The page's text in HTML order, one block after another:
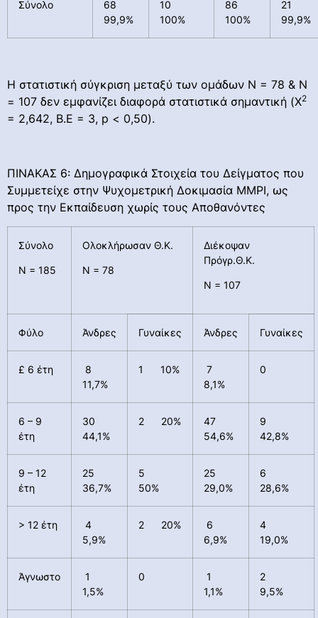
Σύνολο
68
99,9%
10
100%
86
100%
21
99,9%
Η στατιστική σύγκριση μεταξύ των ομάδων Ν = 78 & Ν
= 107 δεν εμφανίζει διαφορά στατιστικά σημαντική (Χ2
= 2,642, Β.Ε = 3, p < 0,50).
ΠΙΝΑΚΑΣ 6: Δημογραφικά Στοιχεία του Δείγματος που
Συμμετείχε στην Ψυχομετρική Δοκιμασία ΜΜΡΙ, ως
προς την Εκπαίδευση χωρίς τους Αποθανόντες
Σύνολο
Ν = 185
Ολοκλήρωσαν Θ.Κ.
Ν = 78
Διέκοψαν
Πρόγρ.Θ.Κ.
Ν = 107
Φύλο Άνδρες Γυναίκες Άνδρες Γυναίκες
£ 6 έτη
8
11,7%
1 10%
7
8,1%
0
6 – 9
έτη
30
44,1%
2 20%
47
54,6%
9
42,8%
9 – 12
έτη
25
36,7%
5
50%
25
29,0%
6
28,6%
> 12 έτη
4
5,9%
2 20%
6
6,9%
4
19,0%
Άγνωστο
1
1,5%
0
1
1,1%
2
9,5%